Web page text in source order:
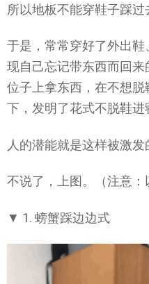
所以地板不能穿鞋子踩过
于是，常常穿好了外出
现自己忘记带东西而回
位子上拿东西，在不想
下，发明了花式不脱鞋进
人的潜能就是这样被激发
不说了，上图。（注意：
▼ 1. 螃蟹踩边边式